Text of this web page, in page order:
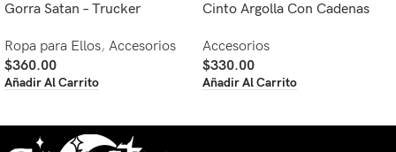
Gorra Satan – Trucker
Ropa para Ellos, Accesorios
$360.00
Añadir Al Carrito
Cinto Argolla Con Cadenas
Accesorios
$330.00
Añadir Al Carrito